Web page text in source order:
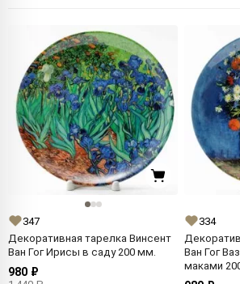
347
Декоративная тарелка Винсент
Ван Гог Ирисы в саду 200 мм.
980 ₽
334
Ван Гог
маками